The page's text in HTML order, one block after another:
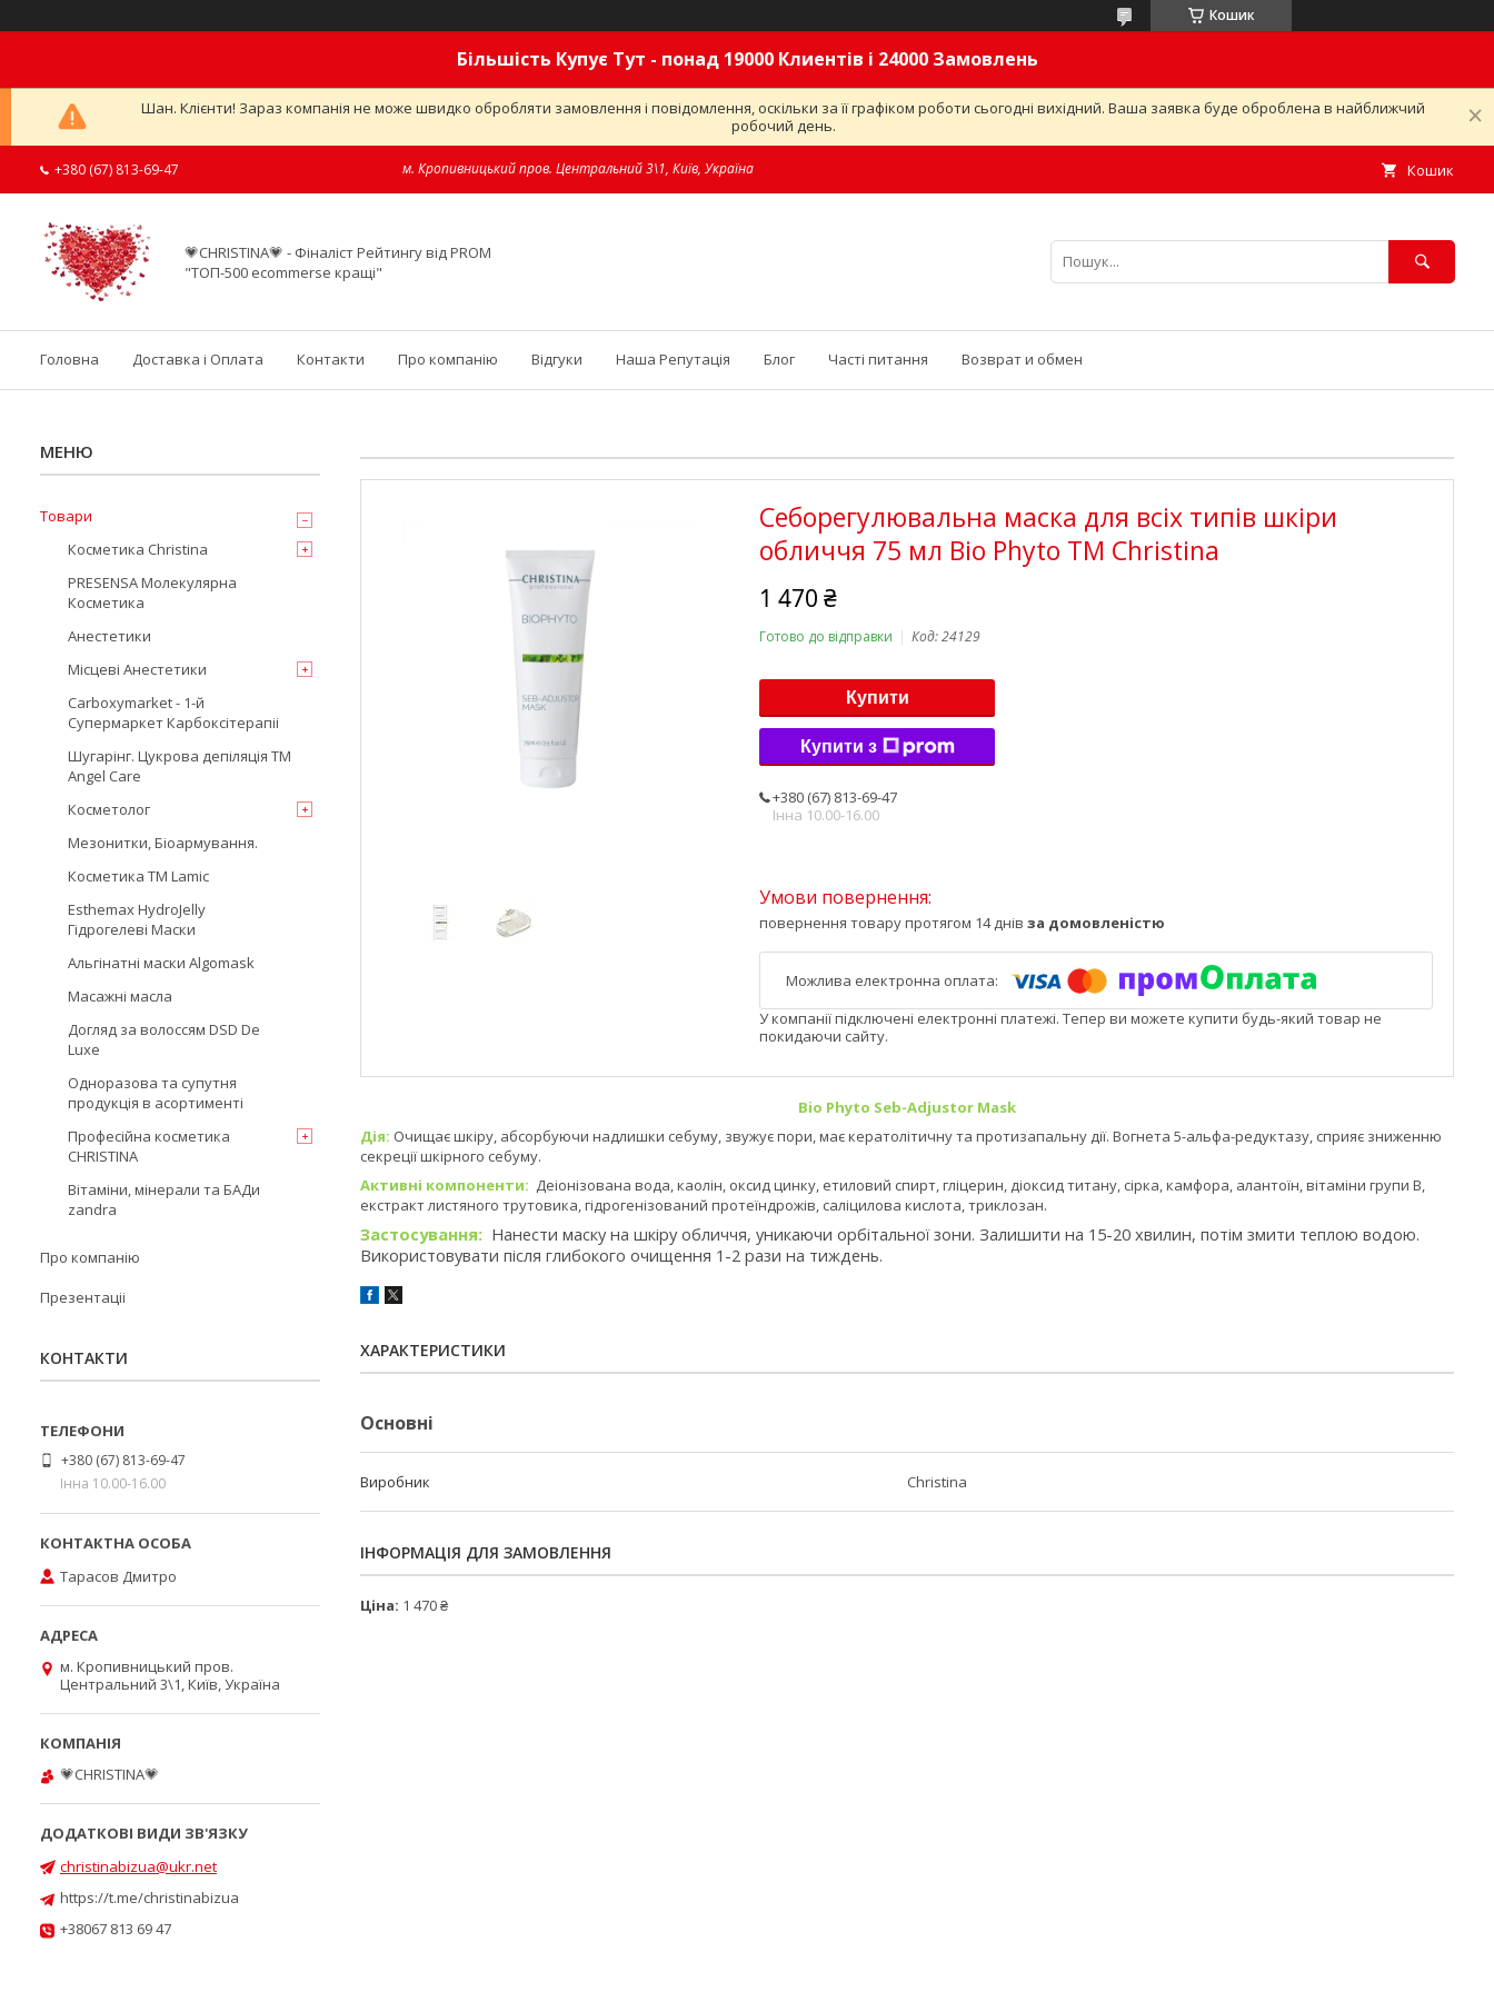
Кошик
Більшість Купує Тут - понад 19000 Клиентів і 24000 Замовлень
Шан. Клієнти! Зараз компанія не може швидко обробляти замовлення і повідомлення, оскільки за її графіком роботи сьогодні вихідний. Ваша заявка буде оброблена в найближчий
робочий день.
+380 (67) 813-69-47 м. Кропивницький пров. Центральний 3\1, Київ, Україна Кошик
💗CHRISTINA💗 - Фіналіст Рейтингу від PROM
"ТОП-500 ecommerse кращі"
Головна Доставка і Оплата Контакти Про компанію Відгуки Наша Репутація Блог Часті питання Возврат и обмен
Себорегулювальна маска для всіх типів шкіри
обличчя 75 мл Bio Phyto TM Christina
1 470 ₴
Готово до відправки Код:24129
Купити
Купити з
+380 (67) 813-69-47
Інна 10.00-16.00
повернення товару протягом 14 днів за домовленістю
У компанії підключені електронні платежі. Тепер ви можете купити будь-який товар не
покидаючи сайту.
Bio Phyto Seb-Adjustor Mask
Дія: Очищає шкіру, абсорбуючи надлишки себуму, звужує пори, має кератолітичну та протизапальну дії. Вогнета 5-альфа-редуктазу, сприяє зниженню
секреції шкірного себуму.
Активні компоненти: Деіонізована вода, каолін, оксид цинку, етиловий спирт, гліцерин, діоксид титану, сірка, камфора, алантоїн, вітаміни групи В,
екстракт листяного трутовика, гідрогенізований протеїндрожів, саліцилова кислота, триклозан.
Застосування: Нанести маску на шкіру обличчя, уникаючи орбітальної зони. Залишити на 15-20 хвилин, потім змити теплою водою.
Використовувати після глибокого очищення 1-2 рази на тиждень.
ХАРАКТЕРИСТИКИ
Основні
Виробник Christina
ІНФОРМАЦІЯ ДЛЯ ЗАМОВЛЕННЯ
Ціна: 1 470 ₴
Товари
Косметика Christina
PRESENSA Молекулярна
Косметика
Анестетики
Місцеві Анестетики
Carboxymarket - 1-й
Супермаркет Карбоксітерапіі
Шугарінг. Цукрова депіляція TM
Angel Care
Косметолог
Мезонитки, Біоармування.
Косметика TM Lamic
Esthemax HydroJelly
Гідрогелеві Маски
Альгінатні маски Algomask
Масажні масла
Догляд за волоссям DSD De
Luxe
Одноразова та супутня
продукція в асортименті
Професійна косметика
CHRISTINA
Вітаміни, мінерали та БАДи
zandra
Про компанію
Презентаціі
КОНТАКТИ
+380 (67) 813-69-47
Інна 10.00-16.00
Тарасов Дмитро
м. Кропивницький пров.
Центральний 3\1, Київ, Україна
💗CHRISTINA💗
christinabizua@ukr.net
https://t.me/christinabizua
+38067 813 69 47